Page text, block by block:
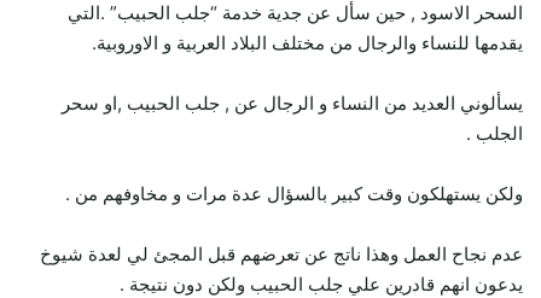
السحر الاسود , حين سأل عن جدية خدمة “جلب الحبيب” .التي
يقدمها للنساء والرجال من مختلف البلاد العربية و الاوروبية.
يسألوني العديد من النساء و الرجال عن , جلب الحبيب ,او سحر
الجلب .
ولكن يستهلكون وقت كبير بالسؤال عدة مرات و مخاوفهم من .
عدم نجاح العمل وهذا ناتج عن تعرضهم قبل المجئ لي لعدة شيوخ
يدعون انهم قادرين علي جلب الحبيب ولكن دون نتيجة .